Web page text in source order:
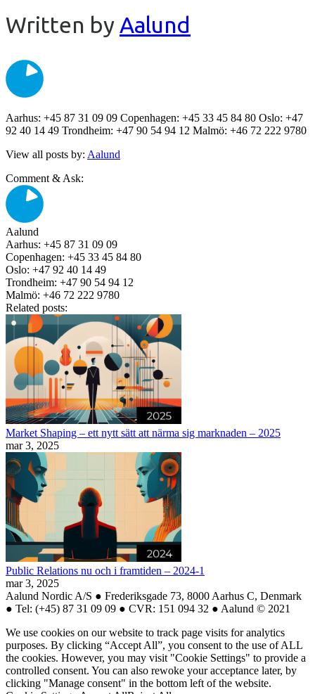
Written by Aalund
Aarhus: +45 87 31 09 09 Copenhagen: +45 33 45 84 80 Oslo: +47
92 40 14 49 Trondheim: +47 90 54 94 12 Malmö: +46 72 222 9780
View all posts by: Aalund
Comment & Ask:
Aalund
Aarhus: +45 87 31 09 09
Copenhagen: +45 33 45 84 80
Oslo: +47 92 40 14 49
Trondheim: +47 90 54 94 12
Malmö: +46 72 222 9780
Related posts:
Market Shaping – ett nytt sätt att närma sig marknaden – 2025
mar 3, 2025
Public Relations nu och i framtiden – 2024-1
mar 3, 2025
Aalund Nordic A/S ● Frederiksgade 73, 8000 Aarhus C, Denmark
● Tel: (+45) 87 31 09 09 ● CVR: 151 094 32 ● Aalund © 2021
We use cookies on our website to track page visits for analytics
purposes. By clicking “Accept All”, you consent to the use of ALL
the cookies. However, you may visit "Cookie Settings" to provide a
controlled consent. You can also rewoke your acceptance later, by
clicking "Manage consent" in the bottom left of the website.